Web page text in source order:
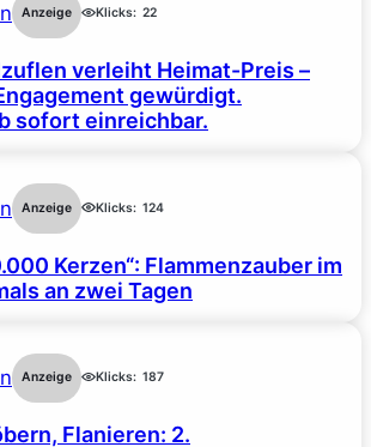
Anzeige Klicks: 22
verleiht Heimat-Preis –
gewürdigt.
sofort einreichbar.
Anzeige Klicks: 124
Kerzen“: Flammenzauber im
an zwei Tagen
Anzeige Klicks: 187
Flanieren: 2.